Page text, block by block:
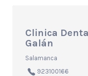
Clinica
Galán
Salamanca
923100166